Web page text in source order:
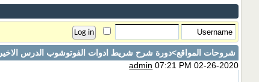
شروحات المواقع>دورة شرح شريط ادوات الفوتوشوب الدرس الاخير
admin 07:21 PM 02-26-2020